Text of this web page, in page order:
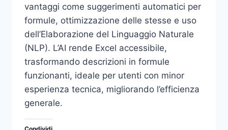
vantaggi come suggerimenti automatici per
formule, ottimizzazione delle stesse e uso
dell’Elaborazione del Linguaggio Naturale
(NLP). L’AI rende Excel accessibile,
trasformando descrizioni in formule
funzionanti, ideale per utenti con minor
esperienza tecnica, migliorando l’efficienza
generale.